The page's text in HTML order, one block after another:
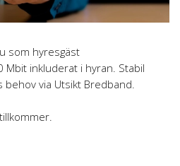
som hyresgäst
inkluderat i hyran. Stabil
via Utsikt Bredband.